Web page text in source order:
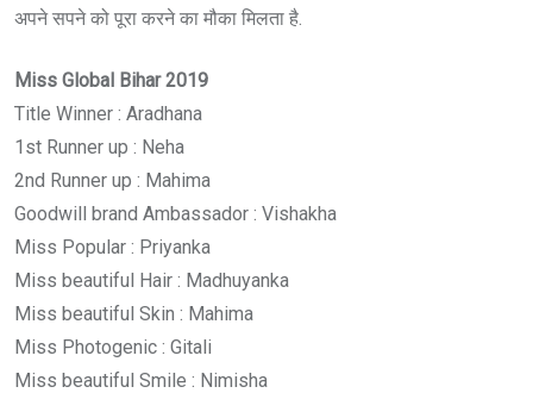
अपने सपने को पूरा करने का मौका मिलता है.
Miss Global Bihar 2019
Title Winner : Aradhana
1st Runner up : Neha
2nd Runner up : Mahima
Goodwill brand Ambassador : Vishakha
Miss Popular : Priyanka
Miss beautiful Hair : Madhuyanka
Miss beautiful Skin : Mahima
Miss Photogenic : Gitali
Miss beautiful Smile : Nimisha